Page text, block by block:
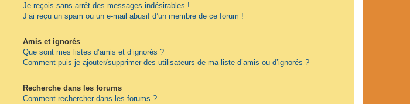
Je reçois sans arrêt des messages indésirables !
J’ai reçu un spam ou un e-mail abusif d’un membre de ce forum !
Amis et ignorés
Que sont mes listes d’amis et d’ignorés ?
Comment puis-je ajouter/supprimer des utilisateurs de ma liste d’amis ou d’ignorés ?
Recherche dans les forums
Comment rechercher dans les forums ?